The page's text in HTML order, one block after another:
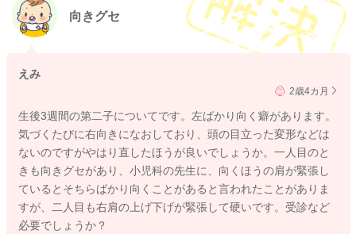
向きグセ
えみ
2歳4カ月
生後3週間の第二子についてです。左ばかり向く癖があります。
気づくたびに右向きになおしており、頭の目立った変形などは
ないのですがやはり直したほうが良いでしょうか。一人目のと
きも向きグセがあり、小児科の先生に、向くほうの肩が緊張し
ているとそちらばかり向くことがあると言われたことがありま
すが、二人目も右肩の上げ下げが緊張して硬いです。受診など
必要でしょうか？